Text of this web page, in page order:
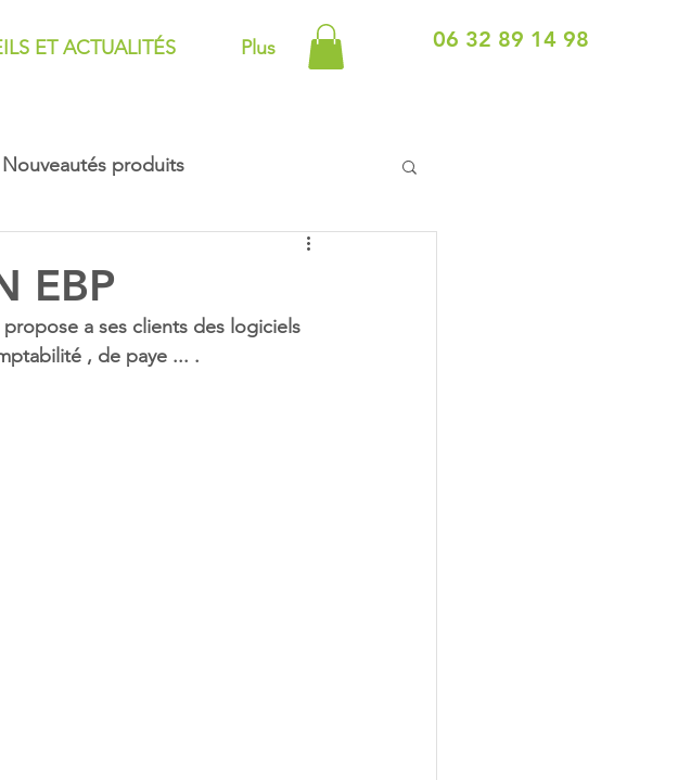
06 32 89 14 98
ET ACTUALITÉS Plus
Nouveautés produits
EBP
a ses clients des logiciels
, de paye ... .